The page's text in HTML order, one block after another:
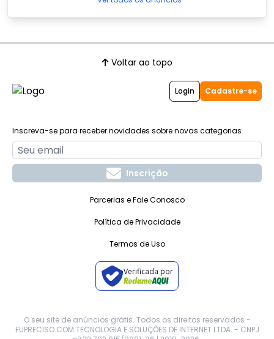
Voltar ao topo
Login Cadastre-se
Inscreva-se para receber novidades sobre novas categorias
Inscrição
Parcerias e Fale Conosco
Política de Privacidade
Termos de Uso
Verificada por
O seu site de anúncios grátis. Todos os direitos reservados -
EUPRECISO.COM TECNOLOGIA E SOLUÇÕES DE INTERNET LTDA. - CNPJ